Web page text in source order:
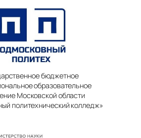
бюджетное
образовательное
Московской области
политехнический колледж»